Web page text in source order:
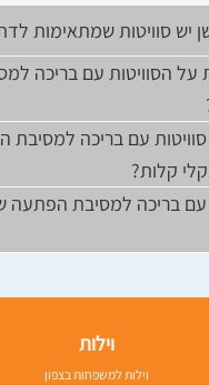
יש סוויטות שמתאימות
על הסוויטות עם בריכה
סוויטות עם בריכה למסיבת
קלות?
עם בריכה למסיבת הפתעה
וילות
וילות למשפחות בצפון